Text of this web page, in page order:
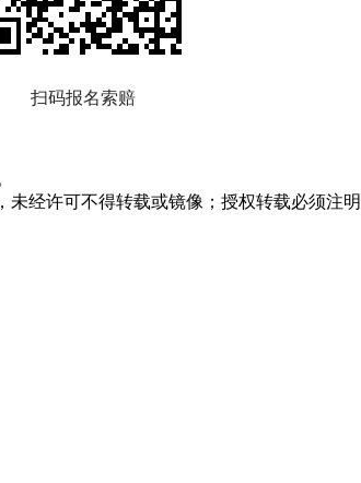
扫码报名索赔
经许可不得转载或镜像；授权转载必须注明